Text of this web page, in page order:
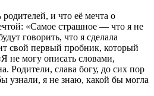
и что её мечта о
«Самое страшное — что я не
говорить, что я сделала
свой первый пробник, который
не могу описать словами,
Родители, слава богу, до сих пор
узнали, я не знаю, какой бы могла